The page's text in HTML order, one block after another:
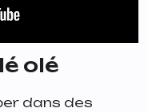
olé
dans des